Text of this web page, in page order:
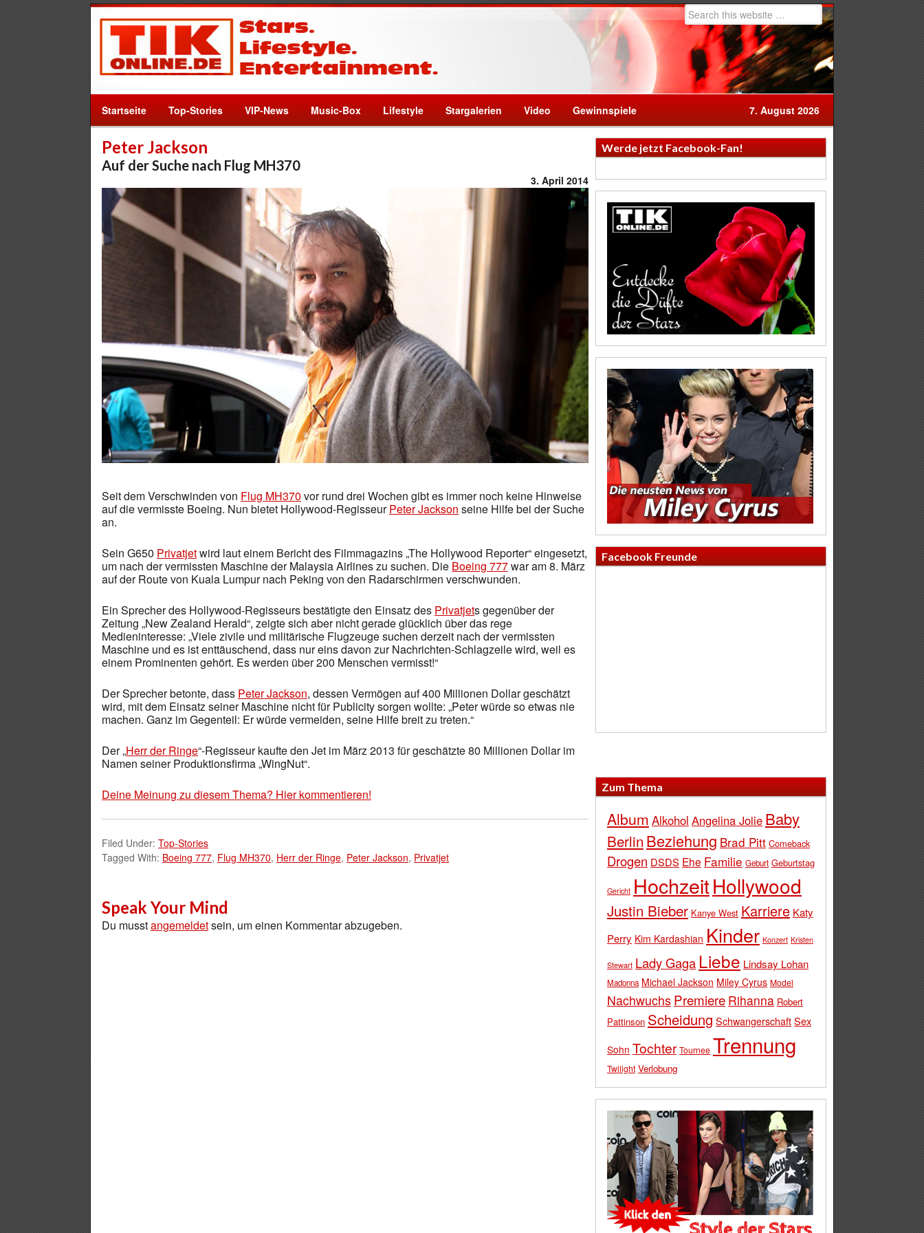
Startseite Top-Stories VIP-News Music-Box Lifestyle Stargalerien Video Gewinnspiele 7. August 2026
Peter Jackson
Auf der Suche nach Flug MH370
3. April 2014
Seit dem Verschwinden von Flug MH370 vor rund drei Wochen gibt es immer noch keine Hinweise
auf die vermisste Boeing. Nun bietet Hollywood-RegisseurPeter Jackson seine Hilfe bei der Suche
an.
Sein G650 Privatjetwird laut einem Bericht des Filmmagazins „The Hollywood Reporter“ eingesetzt,
um nach der vermissten Maschine der Malaysia Airlines zu suchen. Die Boeing 777war am 8. März
auf der Route von Kuala Lumpur nach Peking von den Radarschirmen verschwunden.
Ein Sprecher des Hollywood-Regisseurs bestätigte den Einsatz des Privatjets gegenüber der
Zeitung „New Zealand Herald“, zeigte sich aber nicht gerade glücklich über das rege
Medieninteresse: „Viele zivile und militärische Flugzeuge suchen derzeit nach der vermissten
Maschine und es ist enttäuschend, dass nur eins davon zur Nachrichten-Schlagzeile wird, weil es
einem Prominenten gehört. Es werden über 200 Menschen vermisst!“
Der Sprecher betonte, dass Peter Jackson, dessen Vermögen auf 400 Millionen Dollar geschätzt
wird, mit dem Einsatz seiner Maschine nicht für Publicity sorgen wollte: „Peter würde so etwas nie
machen. Ganz im Gegenteil: Er würde vermeiden, seine Hilfe breit zu treten.“
Der „Herr der Ringe“-Regisseur kaufte den Jet im März 2013 für geschätzte 80 Millionen Dollar im
Namen seiner Produktionsfirma „WingNut“.
Deine Meinung zu diesem Thema? Hier kommentieren!
Filed Under: Top-Stories
Tagged With: Boeing 777, Flug MH370, Herr der Ringe, Peter Jackson, Privatjet
Speak Your Mind
Du musstangemeldetsein, um einen Kommentar abzugeben.
Werde jetzt Facebook-Fan!
Facebook Freunde
Zum Thema
Album Alkohol Angelina Jolie Baby
Berlin Beziehung Brad Pitt Comeback
Drogen DSDS Ehe Familie Geburt Geburtstag
Gericht HochzeitHollywood
Justin Bieber Kanye West Karriere Katy
Perry Kim Kardashian Kinder Konzert Kristen
Stewart Lady Gaga Liebe Lindsay Lohan
Madonna Michael Jackson Miley Cyrus Model
Nachwuchs Premiere Rihanna Robert
Pattinson Scheidung SchwangerschaftSex
Sohn Tochter Tournee Trennung
Twilight Verlobung